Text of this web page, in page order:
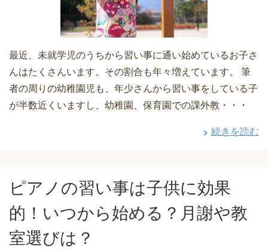
最近、未就学児のうちから習い事に通い始めているお子さ
んはたくさんいます。その割合も年々増えています。 筆
者の周りの幼稚園児も、年少さんから習い事をしている子
が半数近くいますし、幼稚園、保育園での課外教・・・
続きを読む
ピアノの習い事は子供に効果
的！いつから始める？月謝や教
室選びは？